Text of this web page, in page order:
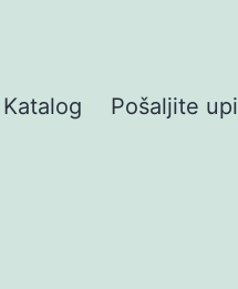
Katalog Pošaljite